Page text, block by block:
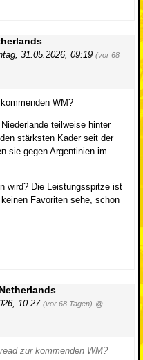
31.05.2026, 09:19 (vor 68
WM?
teilweise hinter
stärksten Kader seit der
sie gegen Argentinien im
wird? Die Leistungsspitze ist
Favoriten sehe, schon
10:27 (vor 68 Tagen) @
zur kommenden WM?